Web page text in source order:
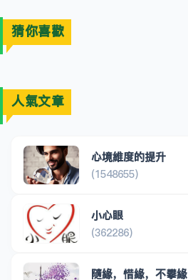
猜你喜歡
人氣文章
心境維度的提升
(1548655)
小心眼
(362286)
隨緣，惜緣，不攀緣